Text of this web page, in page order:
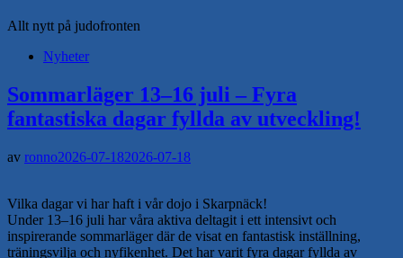
Allt nytt på judofronten
Nyheter
Sommarläger 13–16 juli – Fyra
fantastiska dagar fyllda av utveckling!
av ronno2026-07-182026-07-18
Vilka dagar vi har haft i vår dojo i Skarpnäck!
Under 13–16 juli har våra aktiva deltagit i ett intensivt och
inspirerande sommarläger där de visat en fantastisk inställning,
träningsvilja och nyfikenhet. Det har varit fyra dagar fyllda av